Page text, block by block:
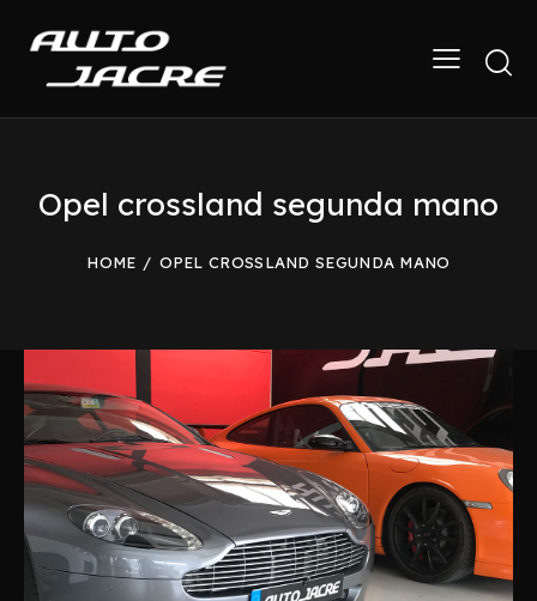
Opel crossland segunda mano
HOME OPEL CROSSLAND SEGUNDA MANO